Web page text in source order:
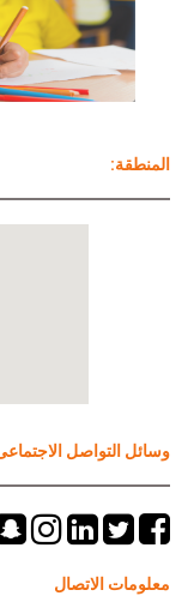
:المنطقة
وسائل التواصل
معلومات الاتصال